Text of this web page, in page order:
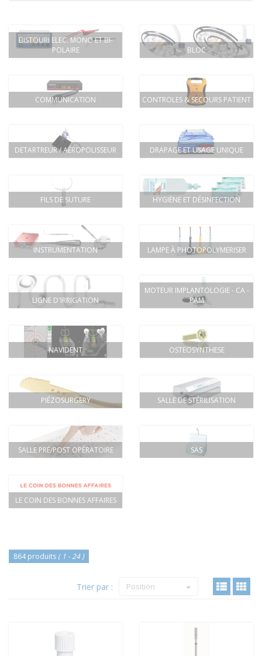
BISTOURI ELEC. MONO ET BI-
POLAIRE
BLOC
COMMUNICATION CONTROLES & SECOURS PATIENT
DETARTREUR / AÉROPOLISSEUR DRAPAGE ET USAGE UNIQUE
FILS DE SUTURE HYGIÈNE ET DÉSINFECTION
INSTRUMENTATION LAMPE À PHOTOPOLYMERISER
LIGNE D'IRRIGATION
MOTEUR IMPLANTOLOGIE - CA -
PAM
NAVIDENT OSTEOSYNTHESE
PIÉZOSURGERY SALLE DE STÉRILISATION
SALLE PRÉ/POST OPÉRATOIRE SAS
LE COIN DES BONNES AFFAIRES
864 produits ( 1 - 24 )
Trier par : Position